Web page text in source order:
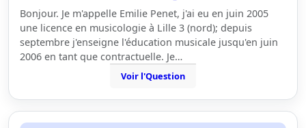
Bonjour. Je m'appelle Emilie Penet, j'ai eu en juin 2005
une licence en musicologie à Lille 3 (nord); depuis
septembre j'enseigne l'éducation musicale jusqu'en juin
2006 en tant que contractuelle. Je…
Voir l'Question